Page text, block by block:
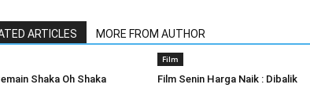
ARTICLES MORE FROM AUTHOR
Shaka Oh Shaka
Film
Film Senin Harga Naik : Dibalik